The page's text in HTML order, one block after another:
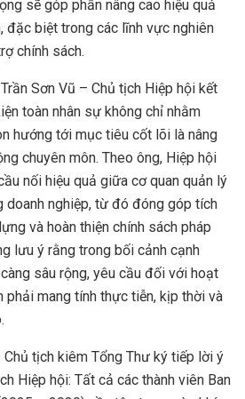
sẽ góp phần nâng cao hiệu quả
đặc biệt trong các lĩnh vực nghiên
chính sách.
Sơn Vũ – Chủ tịch Hiệp hội kết
toàn nhân sự không chỉ nhằm
hướng tới mục tiêu cốt lõi là nâng
chuyên môn. Theo ông, Hiệp hội
nối hiệu quả giữa cơ quan quản lý
doanh nghiệp, từ đó đóng góp tích
và hoàn thiện chính sách pháp
lưu ý rằng trong bối cảnh cạnh
sâu rộng, yêu cầu đối với hoạt
phải mang tính thực tiễn, kịp thời và
tịch kiêm Tổng Thư ký tiếp lời ý
Hiệp hội: Tất cả các thành viên Ban